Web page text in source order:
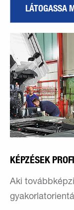
LÁTOGASSA
KÉPZÉSEK
Aki